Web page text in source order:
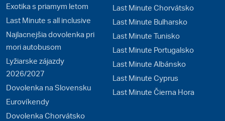
Exotika s priamym letom
Last Minute s all inclusive
Najlacnejšia dovolenka pri
mori autobusom
Lyžiarske zájazdy
2026/2027
Dovolenka na Slovensku
Eurovíkendy
Dovolenka Chorvátsko
Last Minute Chorvátsko
Last Minute Bulharsko
Last Minute Tunisko
Last Minute Portugalsko
Last Minute Albánsko
Last Minute Cyprus
Last Minute Čierna Hora